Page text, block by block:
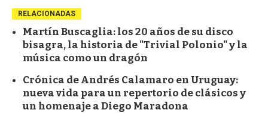
RELACIONADAS
Martín Buscaglia: los 20 años de su disco
bisagra, la historia de "Trivial Polonio" y la
música como un dragón
Crónica de Andrés Calamaro en Uruguay:
nueva vida para un repertorio de clásicos y
un homenaje a Diego Maradona